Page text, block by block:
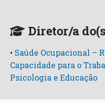
Diretor/a
• Saúde Ocupacional –
Capacidade para o
Psicologia e Educação